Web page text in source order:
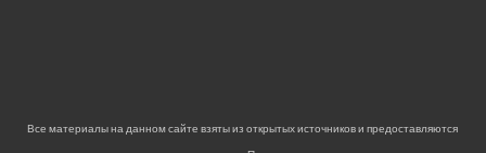
Все материалы на данном сайте взяты из открытых источников и предоставляются